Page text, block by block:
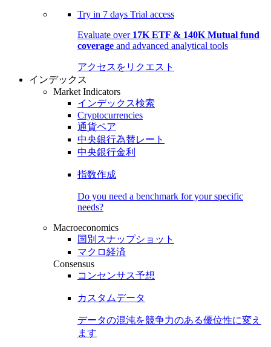
Try in 7 days Trial access
Evaluate over 17K ETF & 140K Mutual fund
coverage and advanced analytical tools
アクセスをリクエスト
インデックス
Market Indicators
インデックス検索
Cryptocurrencies
通貨ペア
中央銀行為替レート
中央銀行金利
指数作成
Do you need a benchmark for your specific
needs?
Macroeconomics
国別スナップショット
マクロ経済
Consensus
コンセンサス予想
カスタムデータ
データの混沌を競争力のある優位性に変え
ます